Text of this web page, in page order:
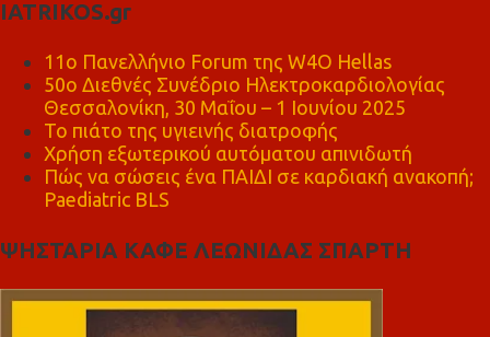
IATRIKOS.gr
11ο Πανελλήνιο Forum της W4O Hellas
50ο Διεθνές Συνέδριο Ηλεκτροκαρδιολογίας
Θεσσαλονίκη, 30 Μαΐου – 1 Ιουνίου 2025
Το πιάτο της υγιεινής διατροφής
Χρήση εξωτερικού αυτόματου απινιδωτή
Πώς να σώσεις ένα ΠΑΙΔΙ σε καρδιακή ανακοπή;
Paediatric BLS
ΨΗΣΤΑΡΙΑ ΚΑΦΕ ΛΕΩΝΙΔΑΣ ΣΠΑΡΤΗ